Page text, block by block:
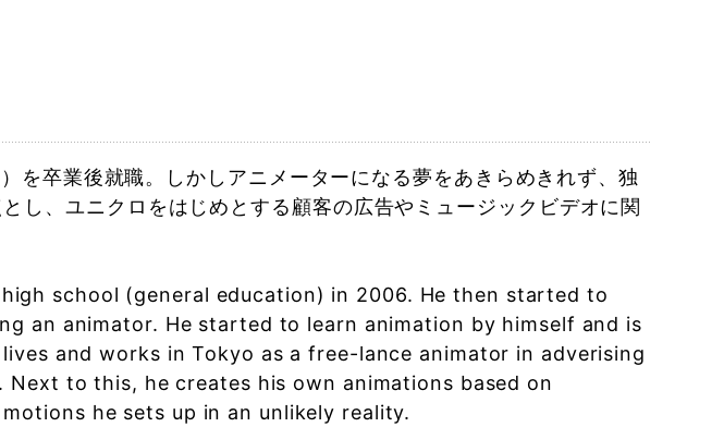
を卒業後就職。しかしアニメーターになる夢をあきらめきれず、独
し、ユニクロをはじめとする顧客の広告やミュージックビデオに関
school (general education) in 2006. He then started to
an animator. He started to learn animation by himself and is
and works in Tokyo as a free-lance animator in adverising
Next to this, he creates his own animations based on
he sets up in an unlikely reality.